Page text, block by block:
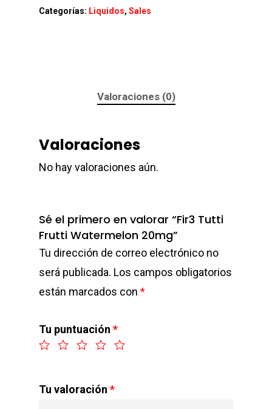
Categorías: Liquidos, Sales
Valoraciones (0)
Valoraciones
No hay valoraciones aún.
Sé el primero en valorar “Fir3 Tutti
Frutti Watermelon 20mg”
Tu dirección de correo electrónico no
será publicada. Los campos obligatorios
están marcados con *
Tu puntuación *
Tu valoración *